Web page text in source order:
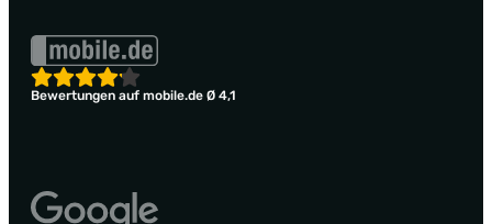
Bewertungen auf mobile.de Ø 4,1